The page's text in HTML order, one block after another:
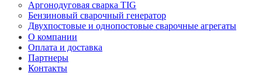
Аргонодуговая сварка TIG
Бензиновый сварочный генератор
Двухпостовые и однопостовые сварочные агрегаты
О компании
Оплата и доставка
Партнеры
Контакты